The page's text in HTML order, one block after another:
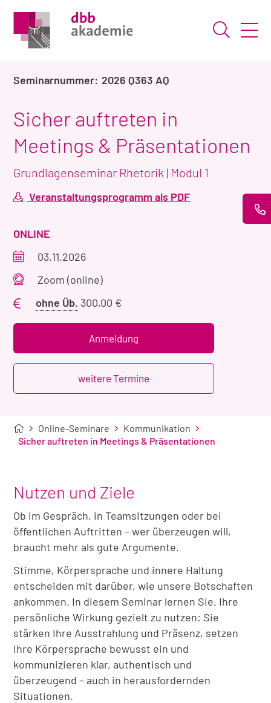
Suche
2026 Q363 AQ
Sicher auftreten in
Meetings & Präsentationen
Grundlagenseminar Rhetorik | Modul 1
Veranstaltungsprogramm als PDF
VERANSTALTUNGSART
ONLINE
Veranstaltungszeitraum
03.11.2026
Veranstaltungsort
Zoom (online)
ohne Üb. Preis
Übernachtung
300,00 €
Anmeldung
weitere Termine
Online-Seminare
Kommunikation
Sicher auftreten in Meetings & Präsentationen
Nutzen und Ziele
Ob im Gespräch, in Teamsitzungen oder bei
öffentlichen Auftritten – wer überzeugen will,
braucht mehr als gute Argumente.
Stimme, Körpersprache und innere Haltung
entscheiden mit darüber, wie unsere Botschaften
ankommen. In diesem Seminar lernen Sie, Ihre
persönliche Wirkung gezielt zu nutzen: Sie
stärken Ihre Ausstrahlung und Präsenz, setzen
Ihre Körpersprache bewusst ein und
kommunizieren klar, authentisch und
überzeugend – auch in herausfordernden
Situationen.